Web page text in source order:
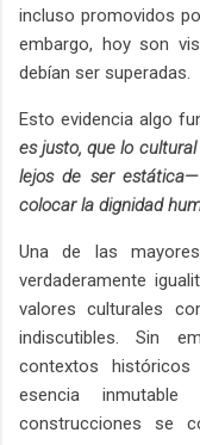
incluso promovidos
embargo, hoy son
debían ser superadas.
Esto evidencia algo
es justo, que lo
lejos de ser
colocar la dignidad
Una de las
verdaderamente
valores culturales
indiscutibles. Sin
contextos
esencia
construcciones se